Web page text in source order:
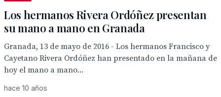
Los hermanos Rivera Ordóñez presentan
su mano a mano en Granada
Granada, 13 de mayo de 2016 - Los hermanos Francisco y
Cayetano Rivera Ordóñez han presentado en la mañana de
hoy el mano a mano...
hace 10 años